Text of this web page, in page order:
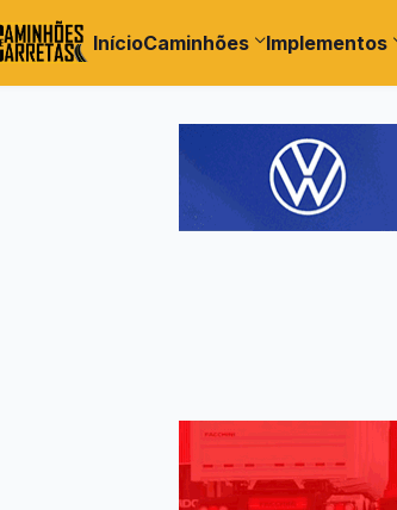
InícioCaminhões Implementos